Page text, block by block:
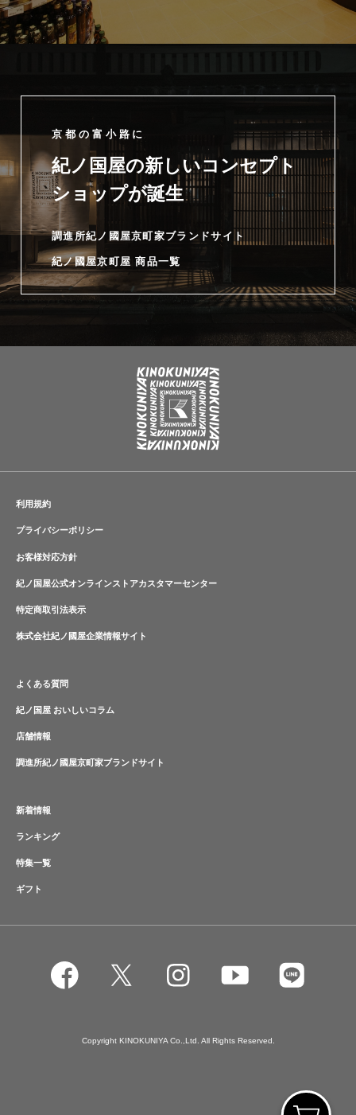
京都の富小路に
紀ノ国屋の新しいコンセプト
ショップが誕生
調進所紀ノ國屋京町家ブランドサイト
紀ノ國屋京町屋 商品一覧
利用規約
プライバシーポリシー
お客様対応方針
紀ノ国屋公式オンラインストアカスタマーセンター
特定商取引法表示
株式会社紀ノ國屋企業情報サイト
よくある質問
紀ノ国屋 おいしいコラム
店舗情報
調進所紀ノ國屋京町家ブランドサイト
新着情報
ランキング
特集一覧
ギフト
Copyright KINOKUNIYA Co.,Ltd. All Rights Reserved.